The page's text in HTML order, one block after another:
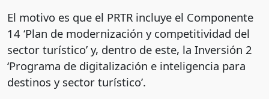
El motivo es que el PRTR incluye el Componente
14 ‘Plan de modernización y competitividad del
sector turístico’ y, dentro de este, la Inversión 2
‘Programa de digitalización e inteligencia para
destinos y sector turístico’.